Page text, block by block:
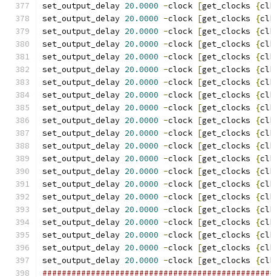
set_output_delay 20.0000 -clock [get_clocks {
set_output_delay 20.0000 -clock [get_clocks {
set_output_delay 20.0000 -clock [get_clocks {
set_output_delay 20.0000 -clock [get_clocks {
set_output_delay 20.0000 -clock [get_clocks {
set_output_delay 20.0000 -clock [get_clocks {
set_output_delay 20.0000 -clock [get_clocks {
set_output_delay 20.0000 -clock [get_clocks {
set_output_delay 20.0000 -clock [get_clocks {
set_output_delay 20.0000 -clock [get_clocks {
set_output_delay 20.0000 -clock [get_clocks {
set_output_delay 20.0000 -clock [get_clocks {
set_output_delay 20.0000 -clock [get_clocks {
set_output_delay 20.0000 -clock [get_clocks {
set_output_delay 20.0000 -clock [get_clocks {
set_output_delay 20.0000 -clock [get_clocks {
set_output_delay 20.0000 -clock [get_clocks {
set_output_delay 20.0000 -clock [get_clocks {
set_output_delay 20.0000 -clock [get_clocks {
set_output_delay 20.0000 -clock [get_clocks {
set_output_delay 20.0000 -clock [get_clocks {